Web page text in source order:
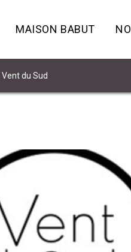
MAISON BABUT
Vent du Sud